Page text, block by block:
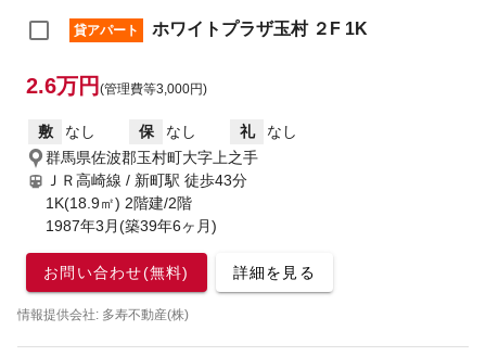
貸アパート ホワイトプラザ玉村 ２F 1K
2.6万円 (管理費等3,000円)
敷 なし 保 なし 礼
なし
群馬県佐波郡玉村町大字上之手
ＪＲ高崎線 / 新町駅 徒歩43分
1K(18.9㎡) 2階建/2階
1987年3月(築39年6ヶ月)
お問い合わせ(無料) 詳細を見る
情報提供会社: 多寿不動産(株)